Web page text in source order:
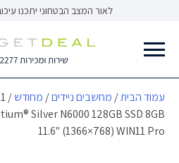
content
לאור המצב הבטחוני יתכנו
עמוד הבית/ מחשבים ניידים/ מחודש/
Silver N6000 128GB SSD 8GB
11.6" (1366×768) WIN11 Pro